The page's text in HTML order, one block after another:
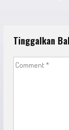
Tinggalkan